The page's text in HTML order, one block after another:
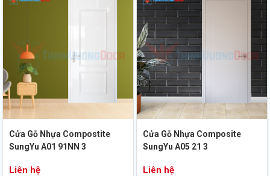
Cửa Gỗ Nhựa Compostite
SungYu A01 91NN 3
Liên hệ
Cửa Gỗ Nhựa Composite
SungYu A05 21 3
Liên hệ